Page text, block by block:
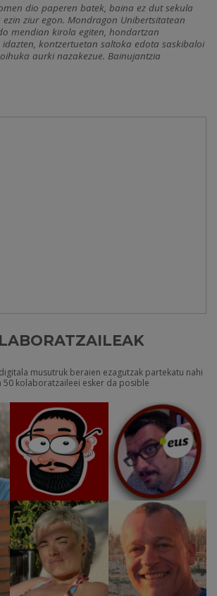
dio paperen batek, baina ez dut sekula
ziur egon. Mondragon Unibertsitatean
mendian kirola egiten, hondartzan
kontzertuetan saltoka edota saskibaloi
aurki nazakezue. Bainujantzia
musutruk beraien ezagutzak partekatu nahi
50 kolaboratzaileei esker da posible